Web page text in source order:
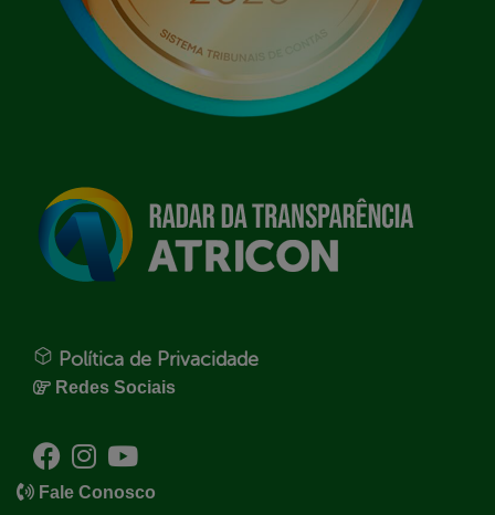
Política de Privacidade
Redes Sociais
Fale Conosco